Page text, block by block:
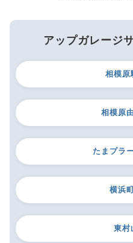
アップガレージ
相模原
相模原
たまプラ
横浜
東村